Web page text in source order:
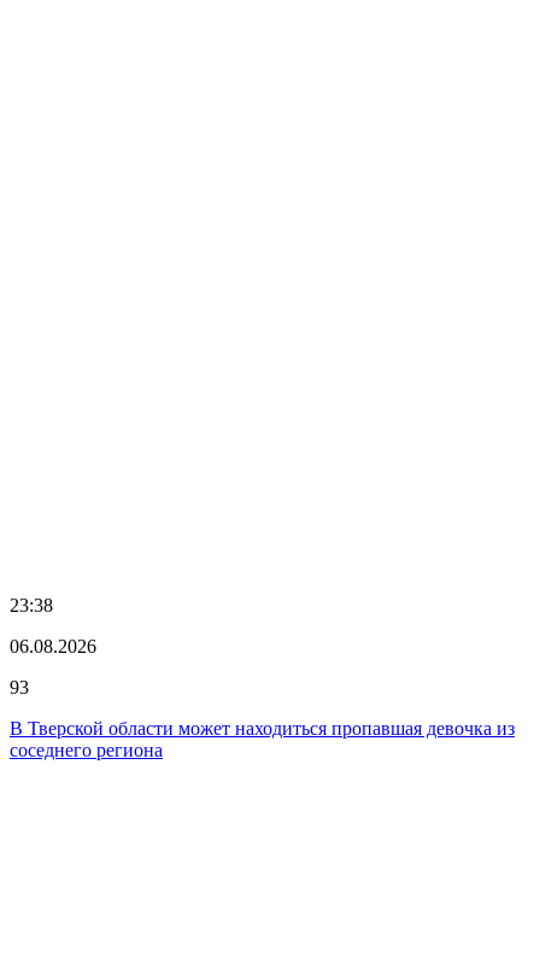
23:38
06.08.2026
93
В Тверской области может находиться пропавшая девочка из
соседнего региона